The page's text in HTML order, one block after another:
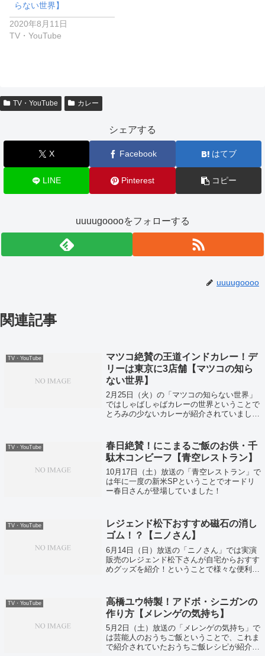
らない世界】
2020年8月11日
TV・YouTube
TV・YouTube カレー
シェアする
X Facebook はてブ
LINE Pinterest コピー
uuuugooooをフォローする
uuuugoooo
関連記事
TV・YouTube
マツコ絶賛の王道インドカレー！デ
リーは東京に3店舗【マツコの知ら
ない世界】
2月25日（火）の「マツコの知らない世界」
ではしゃばしゃばカレーの世界ということで
とろみの少ないカレーが紹介されていまし
TV・YouTube
春日絶賛！にこまるご飯のお供・千
駄木コンビーフ【青空レストラン】
10月17日（土）放送の「青空レストラン」で
は年に一度の新米SPということでオードリ
ー春日さんが登場していました！
TV・YouTube
レジェンド松下おすすめ磁石の消し
ゴム！？【ニノさん】
6月14日（日）放送の「ニノさん」では実演
販売のレジェンド松下さんが自宅からおすす
めグッズを紹介！ということで様々な便利グ
TV・YouTube
高橋ユウ特製！アドボ・シニガンの
作り方【メレンゲの気持ち】
5月2日（土）放送の「メレンゲの気持ち」で
は芸能人のおうちご飯ということで、これま
で紹介されていたおうちご飯レシピが紹介さ